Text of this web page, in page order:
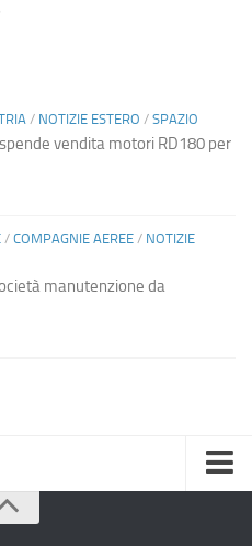
/ NOTIZIE ESTERO / SPAZIO
vendita motori RD180 per
/ COMPAGNIE AEREE / NOTIZIE
manutenzione da